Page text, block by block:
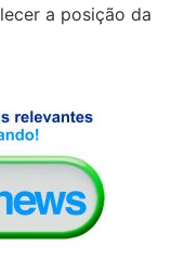
a posição da